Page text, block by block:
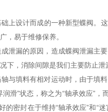
设计而成的一种新型蝶阀。
，易于维修保养。
漏的原因，造成蝶阀泄漏主
下，消除间隙是我们主要防止
填料有相对运动时，由于填
滑”状态，称之为“轴承效应”
的密封在于维持“轴承效应”和